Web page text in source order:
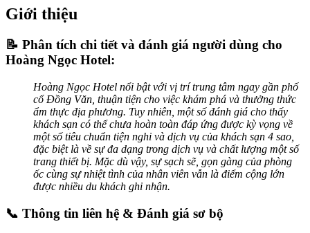
Giới thiệu
📝 Phân tích chi tiết và đánh giá người dùng cho
Hoàng Ngọc Hotel:
Hoàng Ngọc Hotel nổi bật với vị trí trung tâm ngay gần phố
cổ Đồng Văn, thuận tiện cho việc khám phá và thưởng thức
ẩm thực địa phương. Tuy nhiên, một số đánh giá cho thấy
khách sạn có thể chưa hoàn toàn đáp ứng được kỳ vọng về
một số tiêu chuẩn tiện nghi và dịch vụ của khách sạn 4 sao,
đặc biệt là về sự đa dạng trong dịch vụ và chất lượng một số
trang thiết bị. Mặc dù vậy, sự sạch sẽ, gọn gàng của phòng
ốc cùng sự nhiệt tình của nhân viên vẫn là điểm cộng lớn
được nhiều du khách ghi nhận.
📞 Thông tin liên hệ & Đánh giá sơ bộ